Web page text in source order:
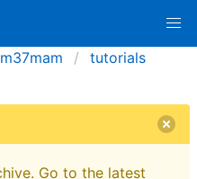
tutorials
Go to the latest